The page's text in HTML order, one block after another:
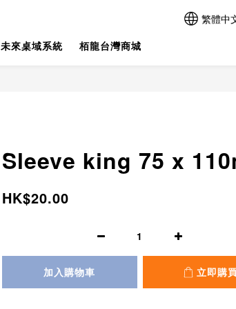
繁體中
未來桌域系統 栢龍台灣商城
Sleeve king 75 x
HK$20.00
加入購物車 立即購